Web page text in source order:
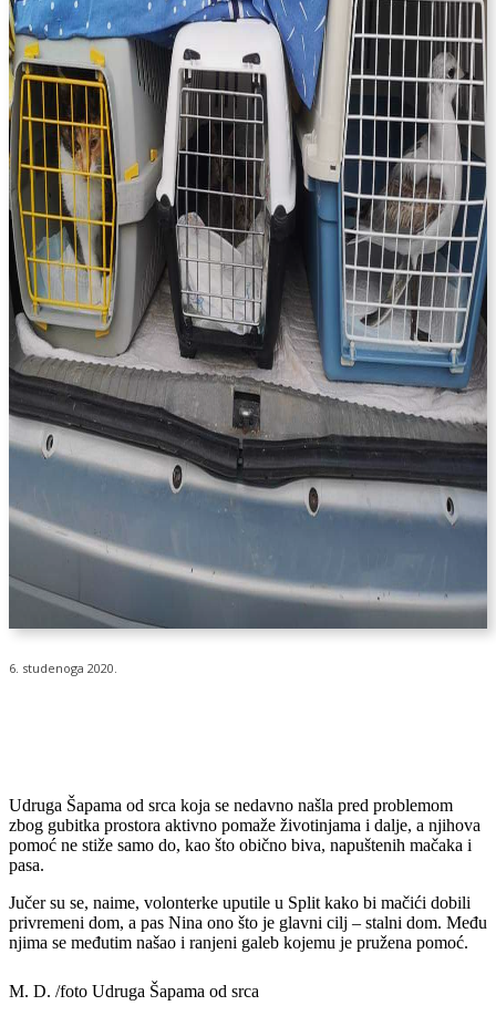
6. studenoga 2020.
Udruga Šapama od srca koja se nedavno našla pred problemom
zbog gubitka prostora aktivno pomaže životinjama i dalje, a njihova
pomoć ne stiže samo do, kao što obično biva, napuštenih mačaka i
pasa.
Jučer su se, naime, volonterke uputile u Split kako bi mačići dobili
privremeni dom, a pas Nina ono što je glavni cilj – stalni dom. Među
njima se međutim našao i ranjeni galeb kojemu je pružena pomoć.
M. D. /foto Udruga Šapama od srca